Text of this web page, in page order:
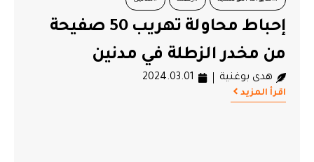
إحباط محاولة تهريب 50 صفيحة
من مخدر الزطلة في مدنين
هدى بوغنية 2024.03.01
اقرأ المزيد